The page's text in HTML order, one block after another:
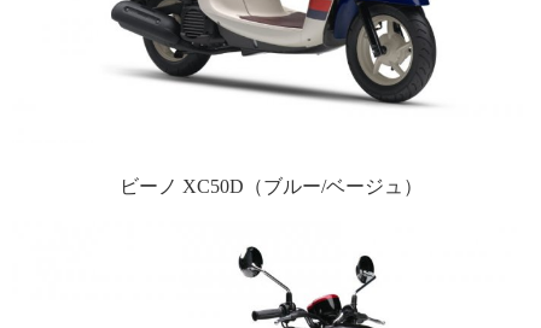
ビーノ XC50D（ブルー/ベージュ）